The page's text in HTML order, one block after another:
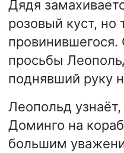
Дядя
розовый куст, но
просьбы
поднявший руку
Леопольд
Доминго на
большим